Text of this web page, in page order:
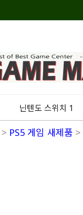
닌텐도 스위치 1
> PS5 게임 새제품 >